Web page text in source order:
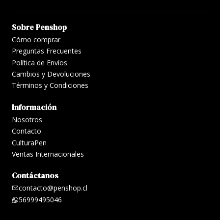
Sobre Penshop
Cómo comprar
Preguntas Frecuentes
Política de Envíos
Cambios y Devoluciones
Términos y Condiciones
Información
Nosotros
Contacto
CulturaPen
Ventas Internacionales
Contáctanos
contacto@penshop.cl
56999495046